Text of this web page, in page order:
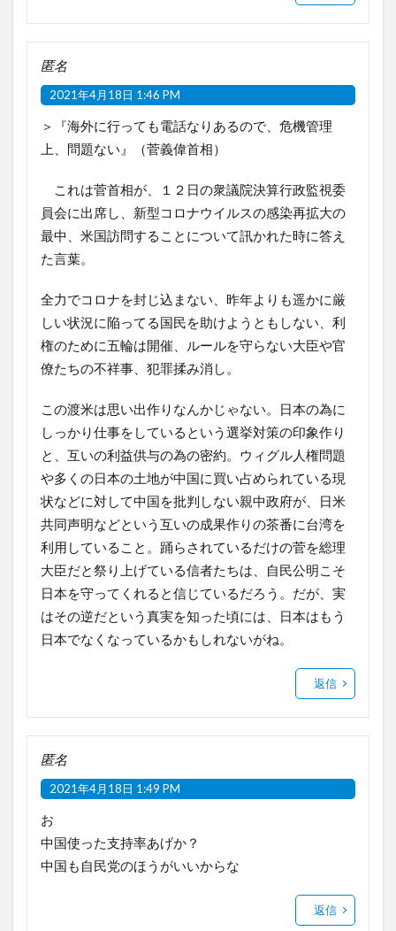
匿名
2021年4月18日 1:46 PM
＞『海外に行っても電話なりあるので、危機管理
上、問題ない』（菅義偉首相）
これは菅首相が、１２日の衆議院決算行政監視委
員会に出席し、新型コロナウイルスの感染再拡大の
最中、米国訪問することについて訊かれた時に答え
た言葉。
全力でコロナを封じ込まない、昨年よりも遥かに厳
しい状況に陥ってる国民を助けようともしない、利
権のために五輪は開催、ルールを守らない大臣や官
僚たちの不祥事、犯罪揉み消し。
この渡米は思い出作りなんかじゃない。日本の為に
しっかり仕事をしているという選挙対策の印象作り
と、互いの利益供与の為の密約。ウィグル人権問題
や多くの日本の土地が中国に買い占められている現
状などに対して中国を批判しない親中政府が、日米
共同声明などという互いの成果作りの茶番に台湾を
利用していること。踊らされているだけの菅を総理
大臣だと祭り上げている信者たちは、自民公明こそ
日本を守ってくれると信じているだろう。だが、実
はその逆だという真実を知った頃には、日本はもう
日本でなくなっているかもしれないがね。
返信
匿名
2021年4月18日 1:49 PM
お
中国使った支持率あげか？
中国も自民党のほうがいいからな
返信